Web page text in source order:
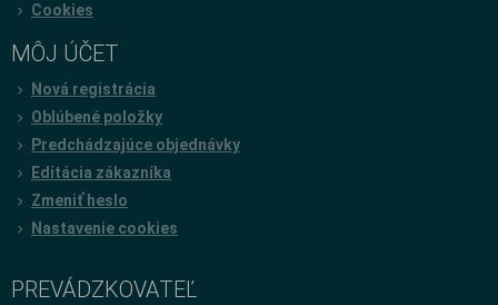
Cookies
MÔJ ÚČET
Nová registrácia
Oblúbené položky
Predchádzajúce objednávky
Editácia zákazníka
Zmeniť heslo
Nastavenie cookies
PREVÁDZKOVATEĽ